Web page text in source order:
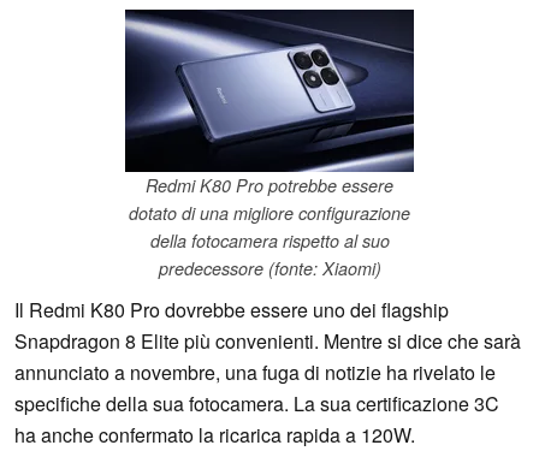
Redmi K80 Pro potrebbe essere
dotato di una migliore configurazione
della fotocamera rispetto al suo
predecessore (fonte: Xiaomi)
Il Redmi K80 Pro dovrebbe essere uno dei flagship
Snapdragon 8 Elite più convenienti. Mentre si dice che sarà
annunciato a novembre, una fuga di notizie ha rivelato le
specifiche della sua fotocamera. La sua certificazione 3C
ha anche confermato la ricarica rapida a 120W.